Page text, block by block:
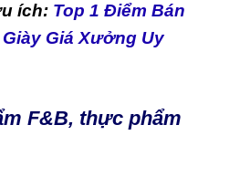
ích: Top 1 Điểm Bán
Giá Xưởng Uy
F&B, thực phẩm